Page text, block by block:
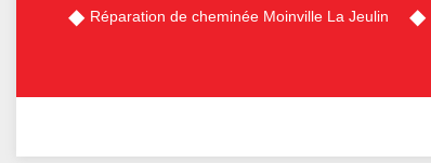
Réparation de cheminée Moinville La Jeulin